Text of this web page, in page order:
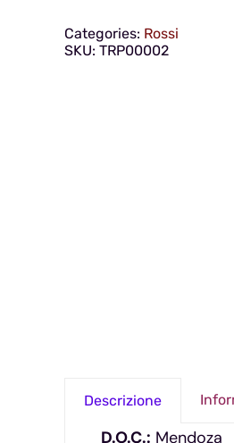
Categories: Rossi
SKU: TRP00002
Descrizione
D.O.C.: Mendoza